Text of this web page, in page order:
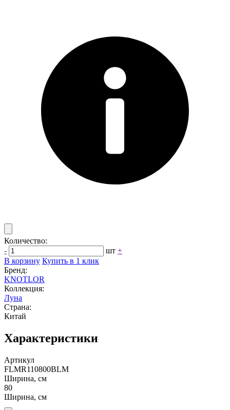
Количество:
-
шт +
В корзину Купить в 1 клик
Бренд:
KNOTLOR
Коллекция:
Луна
Страна:
Китай
Характеристики
Артикул
FLMR110800BLM
Ширина, см
80
Ширина, см